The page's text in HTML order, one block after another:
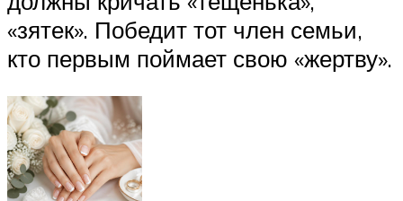
«зятек». Победит тот член семьи,
кто первым поймает свою «жертву».